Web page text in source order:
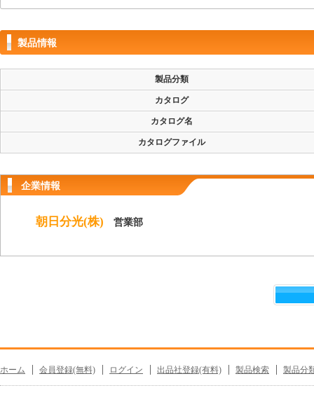
製品情報
製品分類
カタログ
カタログ名
カタログファイル
企業情報
朝日分光(株) 営業部
ホーム 会員登録(無料) ログイン 出品社登録(有料) 製品検索 製品分